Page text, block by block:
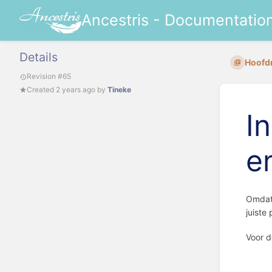
Ancestris -
Details
Revision #65
Created 2 years ago by Tineke
juiste
Voor